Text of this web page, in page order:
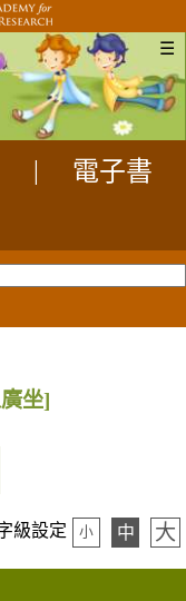
☰
電子書
坐]
級設定 小 中 大